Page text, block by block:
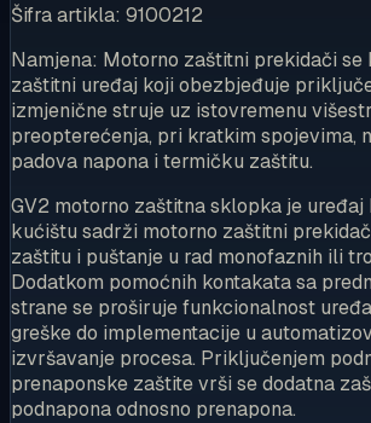
Šifra artikla: 9100212
Namjena: Motorno zaštitni prekidači se
zaštitni uređaj koji obezbjeđuje
izmjenične struje uz istovremenu
preopterećenja, pri kratkim spojevima,
padova napona i termičku zaštitu.
GV2 motorno zaštitna sklopka je uređaj
kućištu sadrži motorno zaštitni
zaštitu i puštanje u rad monofaznih ili
Dodatkom pomoćnih kontakata sa
strane se proširuje funkcionalnost
greške do implementacije u
izvršavanje procesa. Priključenjem
prenaponske zaštite vrši se dodatna
podnapona odnosno prenapona.